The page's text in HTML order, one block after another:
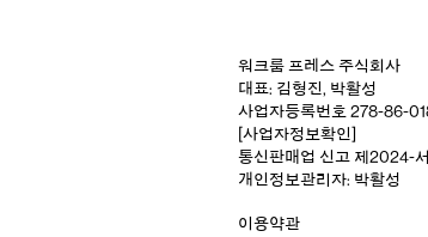
워크룸 프레스 주식회사
대표: 김형진, 박활성
사업자등록번호 278-86-
[사업자정보확인]
통신판매업 신고 제2024-
개인정보관리자: 박활성
이용약관